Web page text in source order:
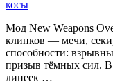
Мод New Weapons
клинков — мечи,
способности:
призыв тёмных сил. В
линеек …